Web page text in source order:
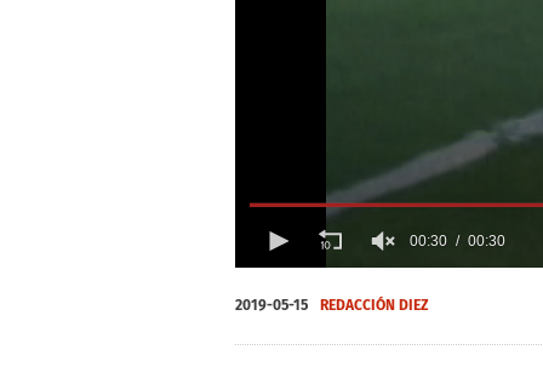
seconds
of
00:30 00:30
2019-05-15 REDACCIÓN DIEZ